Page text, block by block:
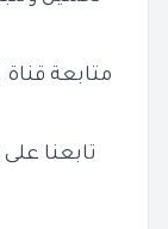
متابعة
تابعنا